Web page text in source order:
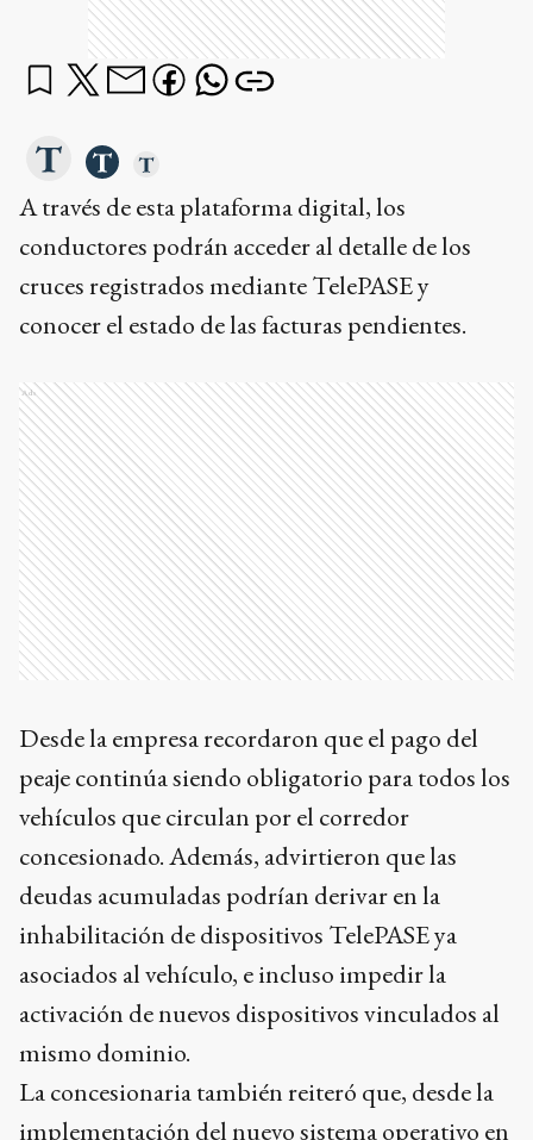
A través de esta plataforma digital, los
conductores podrán acceder al detalle de los
cruces registrados mediante TelePASE y
conocer el estado de las facturas pendientes.
Ads
Desde la empresa recordaron que el pago del
peaje continúa siendo obligatorio para todos los
vehículos que circulan por el corredor
concesionado. Además, advirtieron que las
deudas acumuladas podrían derivar en la
inhabilitación de dispositivos TelePASE ya
asociados al vehículo, e incluso impedir la
activación de nuevos dispositivos vinculados al
mismo dominio.
La concesionaria también reiteró que, desde la
implementación del nuevo sistema operativo en